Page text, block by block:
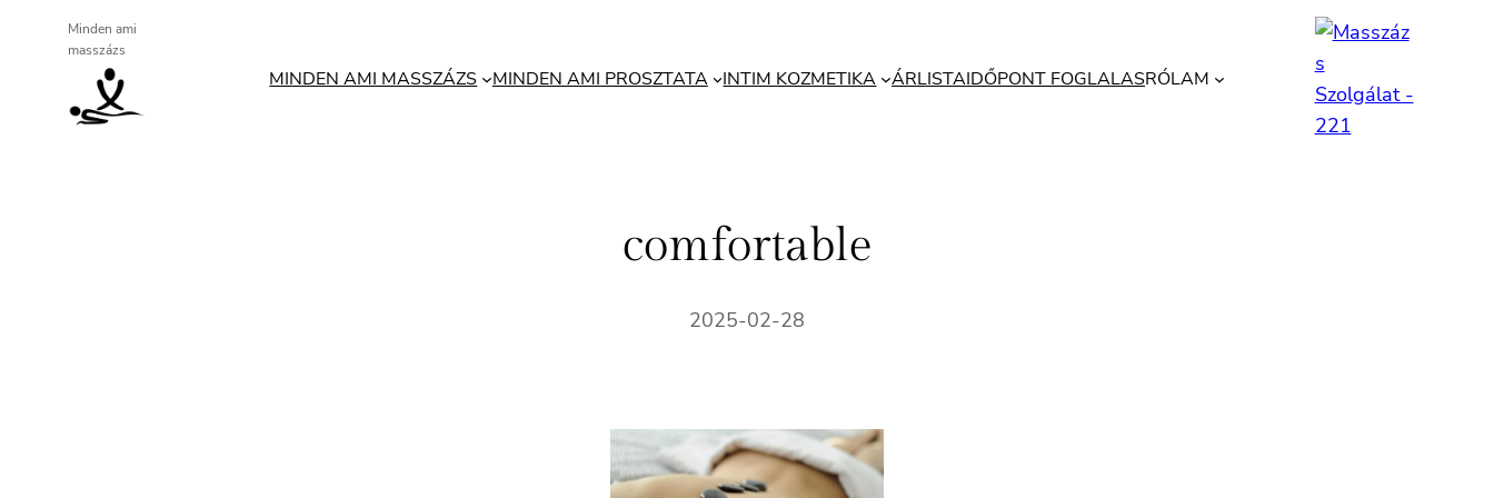
tartalomhoz
Minden ami
masszázs
MINDEN AMI MASSZÁZS MINDEN AMI PROSZTATA INTIM KOZMETIKA ÁRLISTAIDŐPONT FOGLALASRÓLAM
comfortable
2025-02-28